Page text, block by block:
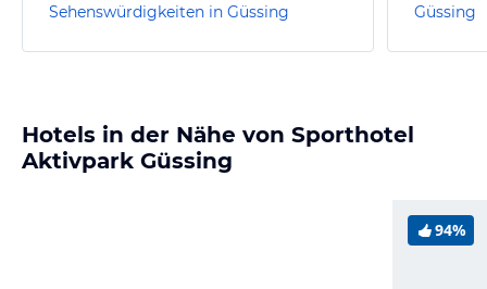
Sehenswürdigkeiten in Güssing
Güssing
Hotels in der Nähe von Sporthotel
Aktivpark Güssing
94%